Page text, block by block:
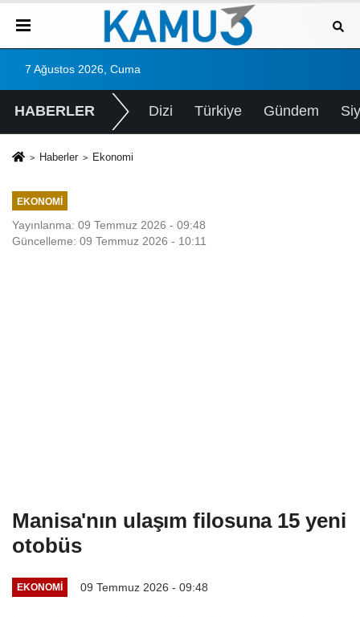
7 Ağustos 2026, Cuma
HABERLER Dizi Türkiye Gündem
Haberler Ekonomi
EKONOMI
Yayınlanma: 09 Temmuz 2026 - 09:48
Güncelleme: 09 Temmuz 2026 - 10:11
Manisa'nın ulaşım filosuna 15 yeni
otobüs
EKONOMI 09 Temmuz 2026 - 09:48